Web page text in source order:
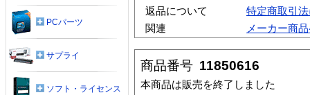
返品について
特定商取引
関連
メーカー商
商品番号 11850616
本商品は販売を終了しました
PCパーツ
サプライ
ソフト・ライセンス